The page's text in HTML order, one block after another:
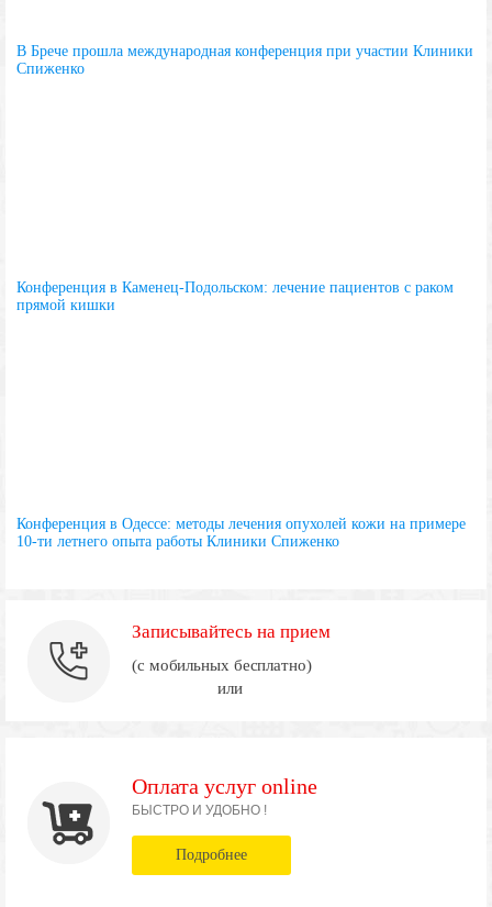
В Брече прошла международная конференция при участии Клиники
Спиженко
Конференция в Каменец-Подольском: лечение пациентов с раком
прямой кишки
Конференция в Одессе: методы лечения опухолей кожи на примере
10-ти летнего опыта работы Клиники Спиженко
Записывайтесь на прием
(с мобильных бесплатно)
или
Оплата услуг online
БЫСТРО И УДОБНО !
Подробнее